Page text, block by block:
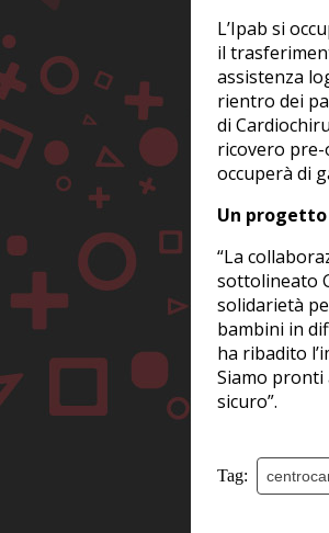
L’Ipab si
il
assistenza
rientro dei
di
ricovero
occuperà di
Un
“La
sottolineato
solidarietà
bambini in
ha ribadito
Siamo
sicuro”.
Tag: